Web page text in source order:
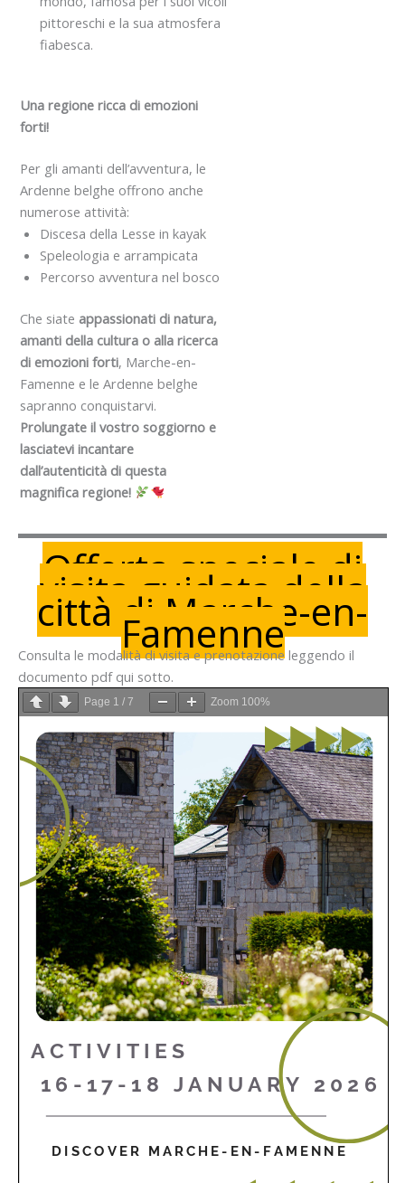
pittoreschi e la sua atmosfera
fiabesca.
Una regione ricca di emozioni
forti!
Per gli amanti dell’avventura, le
Ardenne belghe offrono anche
numerose attività:
Discesa della Lesse in kayak
Speleologia e arrampicata
Percorso avventura nel bosco
Che siate appassionati di natura,
amanti della cultura o alla ricerca
di emozioni forti, Marche-en-
Famenne e le Ardenne belghe
sapranno conquistarvi.
Prolungate il vostro soggiorno e
lasciatevi incantare
dall’autenticità di questa
magnifica regione!
Offerta speciale di
visita guidata della
città di Marche-en-
Famenne
Consulta le modalità di visita e prenotazione leggendo il
documento pdf qui sotto.
Page 1 / 7 Zoom 100%